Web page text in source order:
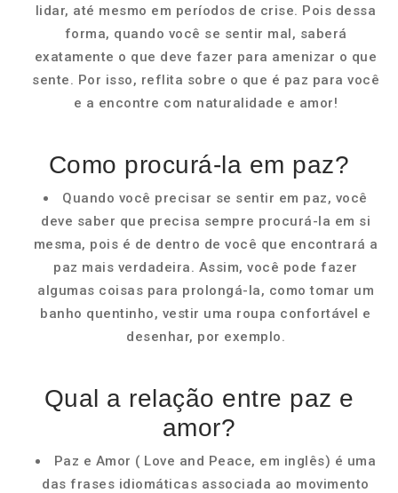
lidar, até mesmo em períodos de crise. Pois dessa
forma, quando você se sentir mal, saberá
exatamente o que deve fazer para amenizar o que
sente. Por isso, reflita sobre o que é paz para você
e a encontre com naturalidade e amor!
Como procurá-la em paz?
Quando você precisar se sentir em paz, você
deve saber que precisa sempre procurá-la em si
mesma, pois é de dentro de você que encontrará a
paz mais verdadeira. Assim, você pode fazer
algumas coisas para prolongá-la, como tomar um
banho quentinho, vestir uma roupa confortável e
desenhar, por exemplo.
Qual a relação entre paz e
amor?
Paz e Amor ( Love and Peace, em inglês) é uma
das frases idiomáticas associada ao movimento